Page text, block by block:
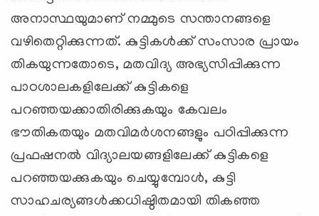
അനാസ്ഥയുമാണ് നമ്മുടെ സന്താനങ്ങളെ
വഴിതെറ്റിക്കുന്നത്. കുട്ടികള്‍ക്ക് സംസാര പ്രായം
തികയുന്നതോടെ, മതവിദ്യ അഭ്യസിപ്പിക്കുന്ന
പാഠശാലകളിലേക്ക് കുട്ടികളെ
പറഞ്ഞയക്കാതിരിക്കുകയും കേവലം
ഭൗതികതയും മതവിമര്‍ശനങ്ങളും പഠിപ്പിക്കുന്ന
പ്രഫഷനല്‍ വിദ്യാലയങ്ങളിലേക്ക് കുട്ടികളെ
പറഞ്ഞയക്കുകയും ചെയ്യുമ്പോള്‍, കുട്ടി
സാഹചര്യങ്ങള്‍ക്കധിഷ്ഠിതമായി തികഞ്ഞ